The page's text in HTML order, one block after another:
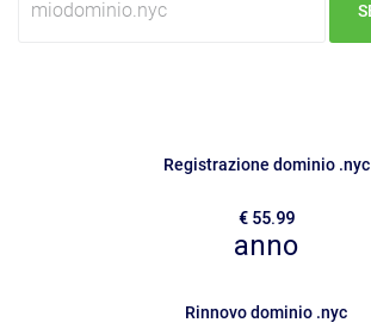
Registrazione dominio .nyc
€ 55.99
anno
Rinnovo dominio .nyc